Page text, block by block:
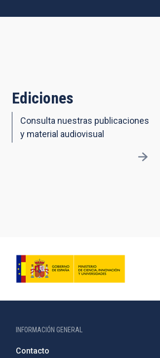
Ediciones
Consulta nuestras publicaciones
y material audiovisual
INFORMACIÓN GENERAL
Contacto